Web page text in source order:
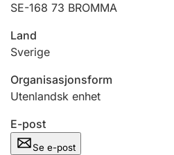
Jeger
Ektepaktveileder
Offentlig sektor
SE-168 73 BROMMA
Land
Sverige
Organisasjonsform
Utenlandsk enhet
E-post
Se e-post